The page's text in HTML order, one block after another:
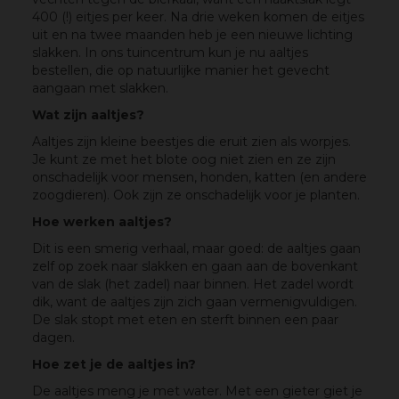
400 (!) eitjes per keer. Na drie weken komen de eitjes
uit en na twee maanden heb je een nieuwe lichting
slakken. In ons tuincentrum kun je nu aaltjes
bestellen, die op natuurlijke manier het gevecht
aangaan met slakken.
Wat zijn aaltjes?
Aaltjes zijn kleine beestjes die eruit zien als worpjes.
Je kunt ze met het blote oog niet zien en ze zijn
onschadelijk voor mensen, honden, katten (en andere
zoogdieren). Ook zijn ze onschadelijk voor je planten.
Hoe werken aaltjes?
Dit is een smerig verhaal, maar goed: de aaltjes gaan
zelf op zoek naar slakken en gaan aan de bovenkant
van de slak (het zadel) naar binnen. Het zadel wordt
dik, want de aaltjes zijn zich gaan vermenigvuldigen.
De slak stopt met eten en sterft binnen een paar
dagen.
Hoe zet je de aaltjes in?
De aaltjes meng je met water. Met een gieter giet je